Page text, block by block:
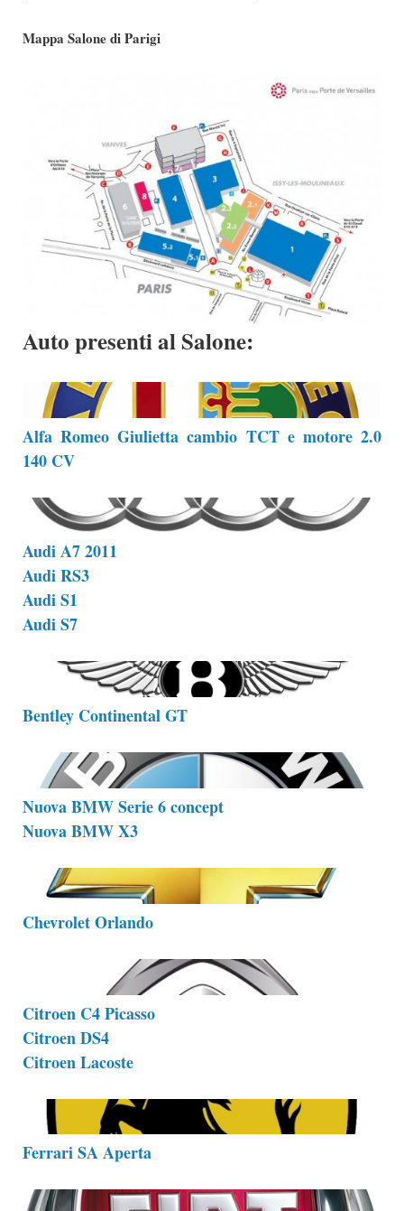
Mappa Salone di Parigi
Auto presenti al Salone:
Alfa Romeo Giulietta cambio TCT e motore 2.0
140 CV
Audi A7 2011
Audi RS3
Audi S1
Audi S7
Bentley Continental GT
Nuova BMW Serie 6 concept
Nuova BMW X3
Chevrolet Orlando
Citroen C4 Picasso
Citroen DS4
Citroen Lacoste
Ferrari SA Aperta